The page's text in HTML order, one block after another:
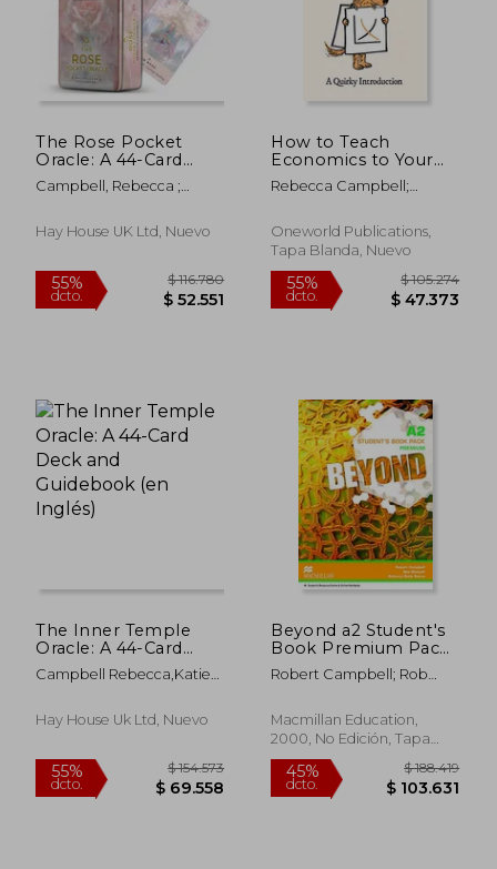
55%
dcto.
$ 146.174
$ 65.778
45%
dcto.
45%
dcto.
The Rose Pocket
Oracle: A 44-Card
Deck and Guidebook
(en Inglés)
Campbell, Rebecca ;
Hay House UK Ltd, Nuevo
How to Teach
Economics to Your
Dog: A Quirky
Introduction (en
Rebecca Campbell;
Oneworld Publications,
Tapa Blanda, Nuevo
The Inner Temple
Oracle: A 44-Card
Deck and Guidebook
(en Inglés)
Campbell Rebecca,Katie-
Hay House Uk Ltd, Nuevo
Beyond a2 Student's
Book Premium Pack
(en Inglés)
Robert Campbell; Rob
Macmillan Education,
2000, No Edición, Tapa
Blanda, Nuevo